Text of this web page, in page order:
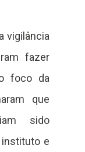
vigilância
fazer
foco da
que
sido
instituto e